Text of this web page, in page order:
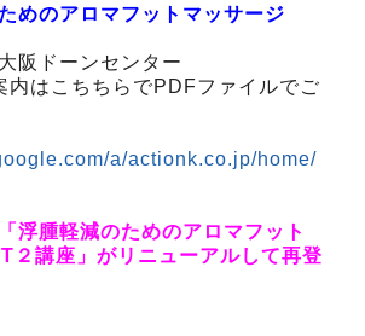
めのアロマフットマッサージ
ーンセンター
内はこちちらでPDFファイルでご
a/actionk.co.jp/home/
腫軽減のためのアロマフット
２講座」がリニューアルして再登